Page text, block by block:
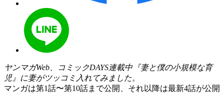
ヤンマガWeb、コミックDAYS連載中『妻と僕の小規模な育
児』に妻がツッコミ入れてみました。
マンガは第1話〜第10話まで公開、それ以降は最新4話が公開